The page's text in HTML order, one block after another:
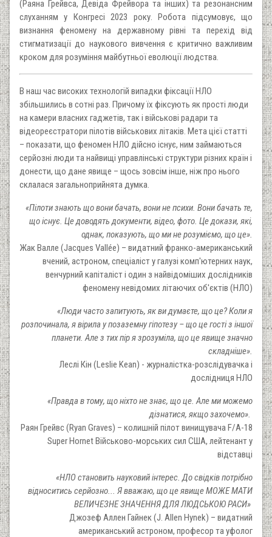
(Раяна Грейвса, Девіда Фрейвора та інших) та резонансним
слуханням у Конгресі 2023 року. Робота підсумовує, що
визнання феномену на державному рівні та перехід від
стигматизації до наукового вивчення є критично важливим
кроком для розуміння майбутньої еволюції людства.
В наш час високих технологій випадки фіксації НЛО
збільшились в сотні раз. Причому їх фіксують як прості люди
на камери власних гаджетів, так і військові радари та
відеореєстратори пілотів військових літаків. Мета цієї статті
– показати, що феномен НЛО дійсно існує, ним займаються
серйозні люди та найвищі управлінські структури різних країн і
донести, що дане явище – щось зовсім інше, ніж про нього
склалася загальноприйнята думка.
«Пілоти знають що вони бачать, вони не психи. Вони бачать те,
що існує. Це доводять документи, відео, фото. Це докази, які,
однак, показують, що ми не розуміємо, що це».
Жак Валле (Jacques Vallée) – видатний франко-американський
вчений, астроном, спеціаліст у галузі комп'ютерних наук,
венчурний капіталіст і один з найвідоміших дослідників
феномену невідомих літаючих об'єктів (НЛО)
«Люди часто запитують, як ви думаєте, що це? Коли я
розпочинала, я вірила у позаземну гіпотезу – що це гості з іншої
планети. Але з тих пір я зрозуміла, що це явище значно
складніше».
Леслі Кін (Leslie Kean) - журналістка-розслідувачка і
дослідниця НЛО
«Правда в тому, що ніхто не знає, що це. Але ми можемо
дізнатися, якщо захочемо».
Раян Грейвс (Ryan Graves) – колишній пілот винищувача F/A-18
Super Hornet Військово-морських сил США, лейтенант у
відставці
«НЛО становить науковий інтерес. До свідків потрібно
відноситись серйозно... Я вважаю, що це явище МОЖЕ МАТИ
ВЕЛИЧЕЗНЕ ЗНАЧЕННЯ ДЛЯ ЛЮДСЬКОЮ РАСИ»
Джозеф Аллен Гайнек (J. Allen Hynek) – видатний
американський астроном, професор та уфолог